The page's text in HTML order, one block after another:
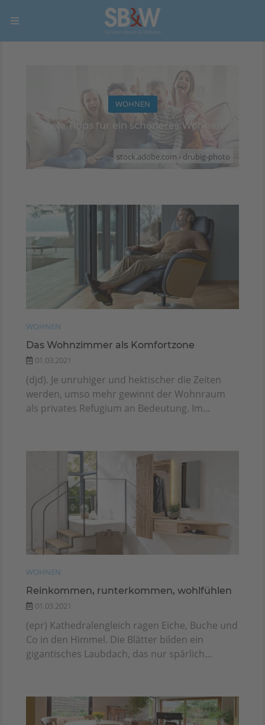
stock.adobe.com - drubig-photo
WOHNEN
Viele Tipps für ein schöneres Wohnen
WOHNEN
Das Wohnzimmer als Komfortzone
01.03.2021
(djd). Je unruhiger und hektischer die Zeiten
werden, umso mehr gewinnt der Wohnraum
als privates Refugium an Bedeutung. Im...
WOHNEN
Reinkommen, runterkommen, wohlfühlen
01.03.2021
(epr) Kathedralengleich ragen Eiche, Buche und
Co in den Himmel. Die Blätter bilden ein
gigantisches Laubdach, das nur spärlich...